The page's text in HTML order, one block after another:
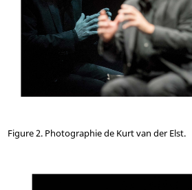
Figure 2. Photographie de Kurt van der Elst.